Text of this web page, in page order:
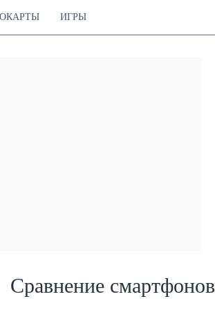
ИГРЫ
Сравнение смартфонов